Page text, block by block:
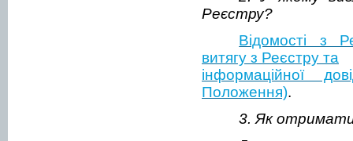
Реєстру?
Відомості з
витягу з Реєстру та
інформаційної
Положення).
3. Як